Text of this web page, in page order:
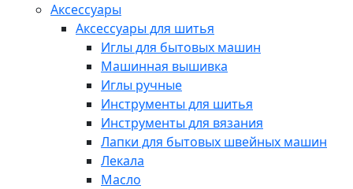
Аксессуары
Аксессуары для шитья
Иглы для бытовых машин
Машинная вышивка
Иглы ручные
Инструменты для шитья
Инструменты для вязания
Лапки для бытовых швейных машин
Лекала
Масло